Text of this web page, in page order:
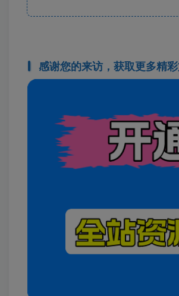
感谢您的来访，获取更多精彩